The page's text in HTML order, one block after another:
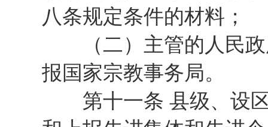
八条规定条件的材料；
（二）主管的人民政
报国家宗教事务局。
第十一条 县级、设区